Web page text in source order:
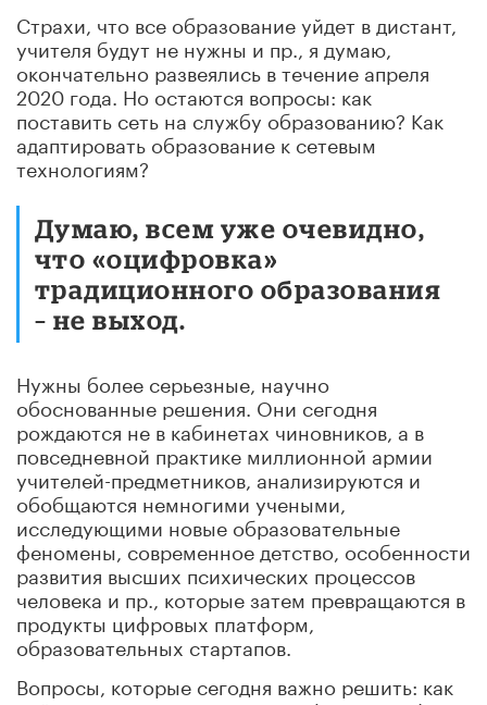
Страхи, что все образование уйдет в дистант,
учителя будут не нужны и пр., я думаю,
окончательно развеялись в течение апреля
2020 года. Но остаются вопросы: как
поставить сеть на службу образованию? Как
адаптировать образование к сетевым
технологиям?
Думаю, всем уже очевидно,
что «оцифровка»
традиционного образования
– не выход.
Нужны более серьезные, научно
обоснованные решения. Они сегодня
рождаются не в кабинетах чиновников, а в
повседневной практике миллионной армии
учителей-предметников, анализируются и
обобщаются немногими учеными,
исследующими новые образовательные
феномены, современное детство, особенности
развития высших психических процессов
человека и пр., которые затем превращаются в
продукты цифровых платформ,
образовательных стартапов.
Вопросы, которые сегодня важно решить: как